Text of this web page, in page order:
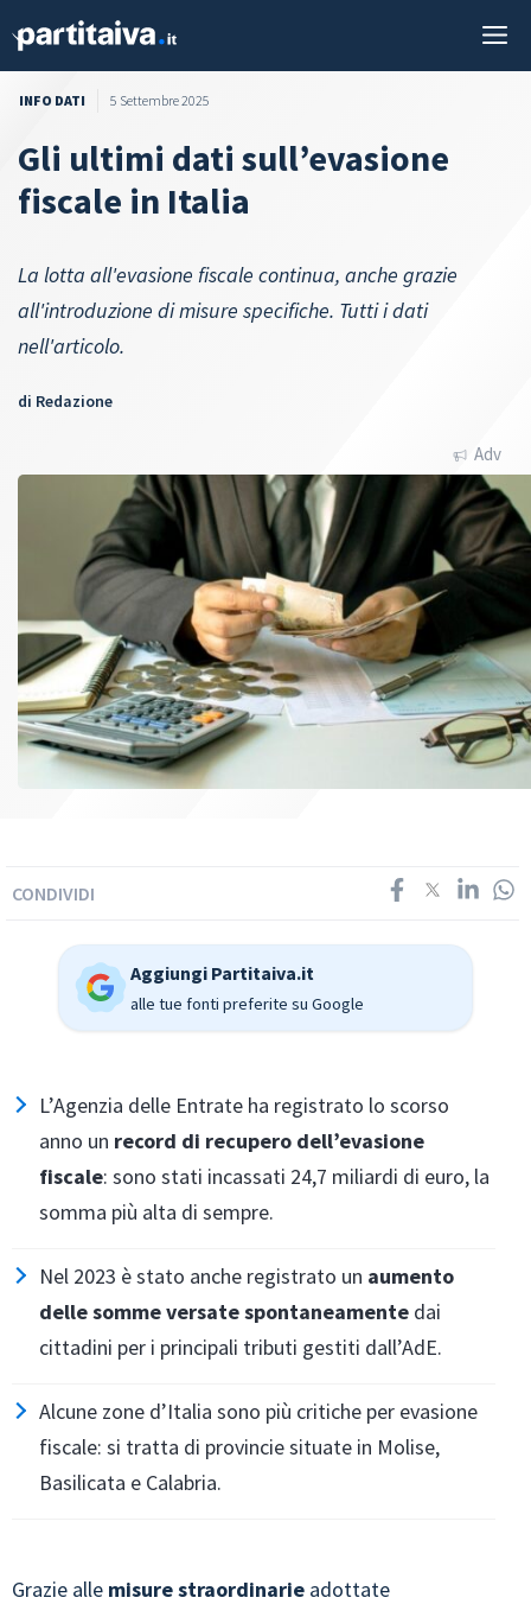
INFO DATI 5 Settembre 2025
Gli ultimi dati sull’evasione
fiscale in Italia
La lotta all'evasione fiscale continua, anche grazie
all'introduzione di misure specifiche. Tutti i dati
nell'articolo.
di Redazione
Adv
CONDIVIDI
Aggiungi Partitaiva.it
alle tue fonti preferite su Google
L’Agenzia delle Entrate ha registrato lo scorso
anno un record di recupero dell’evasione
fiscale: sono stati incassati 24,7 miliardi di euro, la
somma più alta di sempre.
Nel 2023 è stato anche registrato un aumento
delle somme versate spontaneamente dai
cittadini per i principali tributi gestiti dall’AdE.
Alcune zone d’Italia sono più critiche per evasione
fiscale: si tratta di provincie situate in Molise,
Basilicata e Calabria.
Grazie alle misure straordinarie adottate